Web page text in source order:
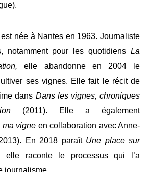
née à Nantes en 1963. Journaliste
notamment pour les quotidiens La
elle abandonne en 2004 le
ses vignes. Elle fait le récit de
dans Dans les vignes, chroniques
(2011). Elle a également
ma vigne en collaboration avec Anne-
En 2018 paraît Une place sur
elle raconte le processus qui l’a
journalisme.